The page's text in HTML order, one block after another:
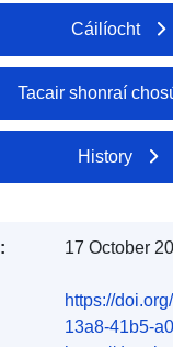
Cáilíocht
Tacair shonraí
History
17 October
https://
13a8-41b5-